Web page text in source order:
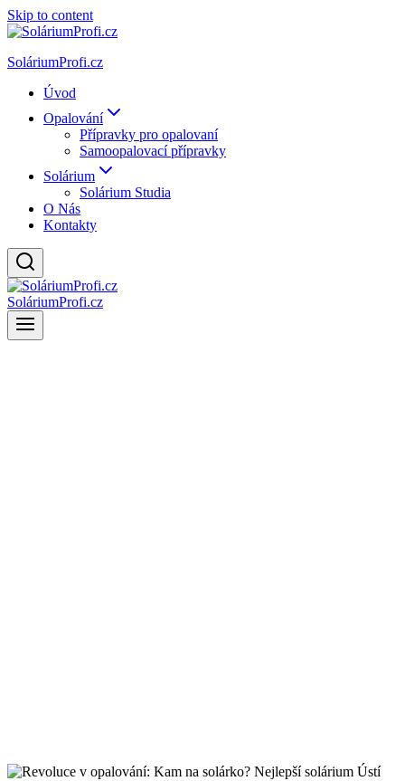
Skip to content
SoláriumProfi.cz
Úvod
Opalování
Přípravky pro opalovaní
Samoopalovací přípravky
Solárium
Solárium Studia
O Nás
Kontakty
SoláriumProfi.cz